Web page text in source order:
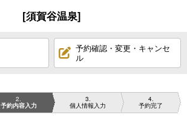
[須賀谷温泉]
予約確認・変更・キャンセ
ル
2
予約内容入力
3
個人情報入力
4
予約完了